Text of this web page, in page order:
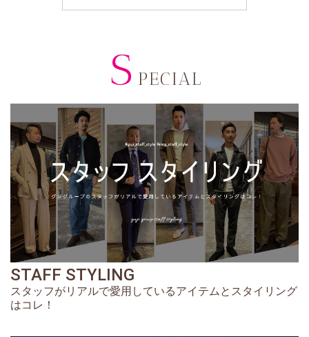
S PECIAL
STAFF STYLING
スタッフがリアルで愛用しているアイテムとスタイリング
はコレ！